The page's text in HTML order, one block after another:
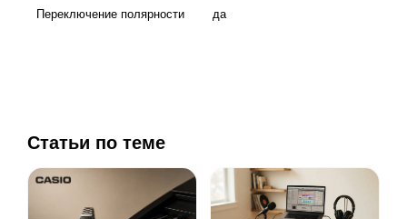
Переключение полярности да
Статьи по теме